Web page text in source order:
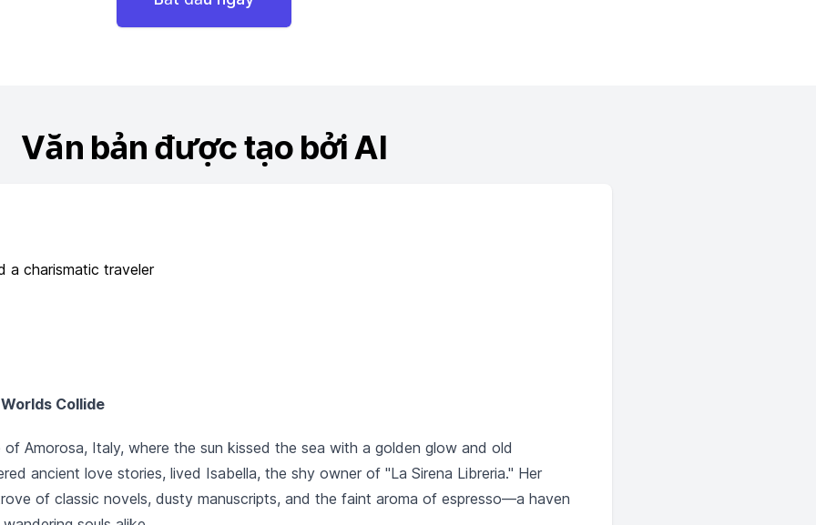
Văn bản được tạo bởi AI
a charismatic traveler
Collide
Amorosa, Italy, where the sun kissed the sea with a golden glow and old
ancient love stories, lived Isabella, the shy owner of "La Sirena Libreria." Her
of classic novels, dusty manuscripts, and the faint aroma of espresso—a haven